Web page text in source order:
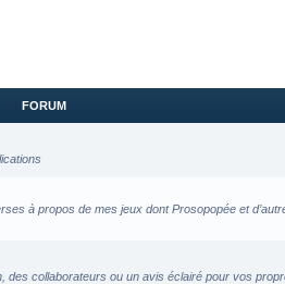
FORUM
à propos de mes jeux dont Prosopopée et
des collaborateurs ou un avis éclairé pour vos